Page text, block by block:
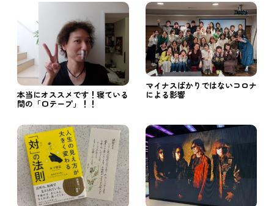
本当にオススメです！寝ている
間の「口テープ」！！
マイナスばかりではないコロナ
による影響